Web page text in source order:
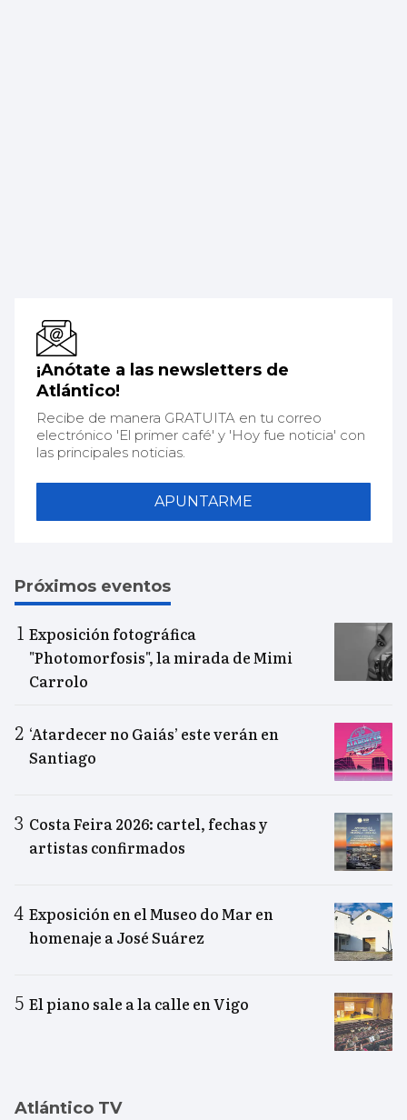
¡Anótate a las newsletters de
Atlántico!
Recibe de manera GRATUITA en tu correo
electrónico 'El primer café' y 'Hoy fue noticia' con
las principales noticias.
APUNTARME
Próximos eventos
Exposición fotográfica
"Photomorfosis", la mirada de Mimi
Carrolo
‘Atardecer no Gaiás’ este verán en
Santiago
Costa Feira 2026: cartel, fechas y
artistas confirmados
Exposición en el Museo do Mar en
homenaje a José Suárez
El piano sale a la calle en Vigo
Atlántico TV